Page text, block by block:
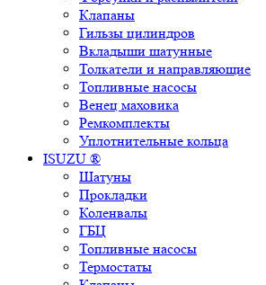
Клапаны
Гильзы цилиндров
Вкладыши шатунные
Толкатели и направляющие
Топливные насосы
Венец маховика
Ремкомплекты
Уплотнительные кольца
ISUZU ®
Шатуны
Прокладки
Коленвалы
ГБЦ
Топливные насосы
Термостаты